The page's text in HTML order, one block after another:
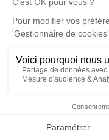
Faire-part
Déroulé des
Cérémonie
68 Rue de